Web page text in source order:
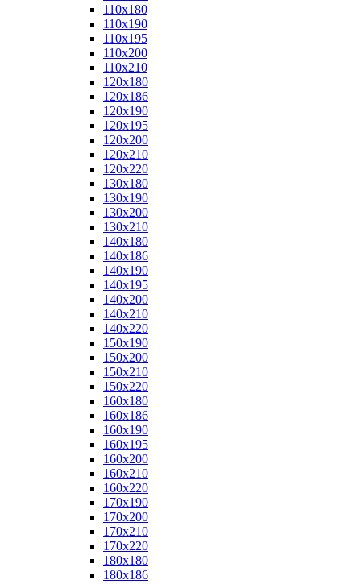
110x180
110x190
110x195
110x200
110x210
120x180
120x186
120x190
120x195
120x200
120x210
120x220
130x180
130x190
130x200
130x210
140x180
140x186
140x190
140x195
140x200
140x210
140x220
150x190
150x200
150x210
150x220
160x180
160x186
160x190
160x195
160x200
160x210
160x220
170x190
170x200
170x210
170x220
180x180
180x186